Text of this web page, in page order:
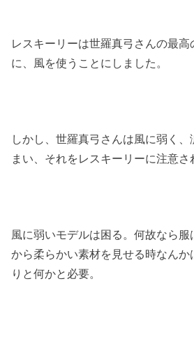
レスキーリーは世羅真弓さんの最
に、風を使うことにしました。
しかし、世羅真弓さんは風に弱く、
まい、それをレスキーリーに注意さ
風に弱いモデルは困る。何故なら服
から柔らかい素材を見せる時なんか
りと何かと必要。